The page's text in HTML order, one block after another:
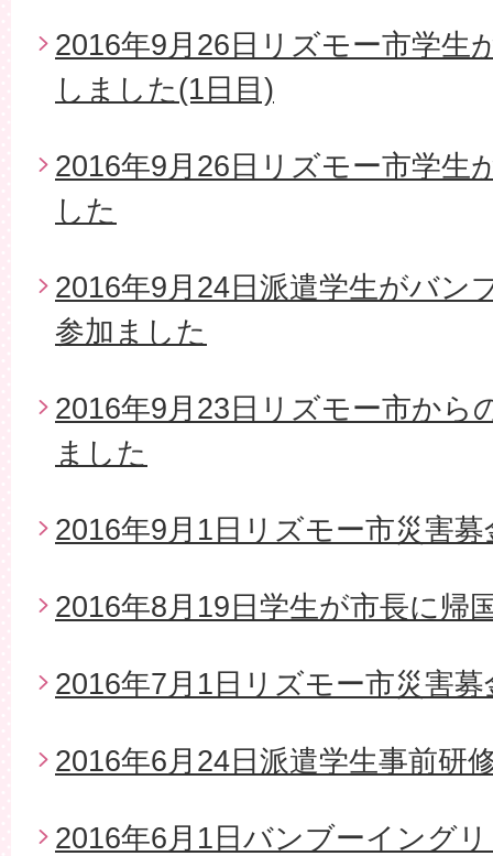
2016年9月26日リズモー市学生
しました(1日目)
2016年9月26日リズモー市学生
した
2016年9月24日派遣学生がバン
参加ました
2016年9月23日リズモー市から
ました
2016年9月1日リズモー市災害
2016年8月19日学生が市長に帰
2016年7月1日リズモー市災害
2016年6月24日派遣学生事前研
2016年6月1日バンブーイング